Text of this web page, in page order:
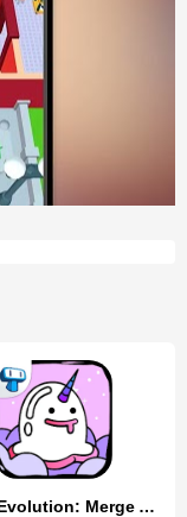
Slime Evolution: Merge ASMR